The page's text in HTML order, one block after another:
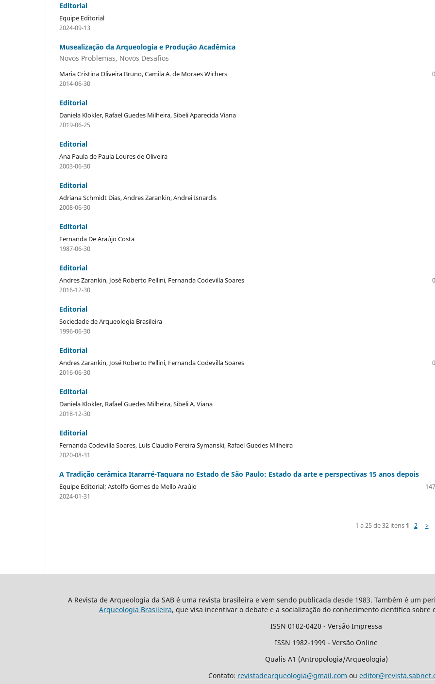
Editorial
Equipe Editorial
2024-09-13
Musealização da Arqueologia e Produção Acadêmica
Novos Problemas, Novos Desafios
Maria Cristina Oliveira Bruno, Camila A. de Moraes Wichers
2014-06-30
Editorial
Daniela Klokler, Rafael Guedes Milheira, Sibeli Aparecida Viana
2019-06-25
Editorial
Ana Paula de Paula Loures de Oliveira
2003-06-30
Editorial
Adriana Schmidt Dias, Andres Zarankin, Andrei Isnardis
2008-06-30
Editorial
Fernanda De Araújo Costa
1987-06-30
Editorial
Andres Zarankin, José Roberto Pellini, Fernanda Codevilla Soares
2016-12-30
Editorial
Sociedade de Arqueologia Brasileira
1996-06-30
Editorial
Andres Zarankin, José Roberto Pellini, Fernanda Codevilla Soares
2016-06-30
Editorial
Daniela Klokler, Rafael Guedes Milheira, Sibeli A. Viana
2018-12-30
Editorial
Fernanda Codevilla Soares, Luís Claudio Pereira Symanski, Rafael Guedes Milheira
2020-08-31
A Tradição cerâmica Itararré-Taquara no Estado de São Paulo: Estado da arte e perspectivas 15 anos depois
Equipe Editorial; Astolfo Gomes de Mello Araújo
2024-01-31
1 a 25 de 32 itens 1 2 >
A Revista de Arqueologia da SAB é uma revista brasileira e vem sendo publicada desde 1983. Também é um
Arqueologia Brasileira, que visa incentivar o debate e a socialização do conhecimento cientifico
ISSN 0102-0420 - Versão Impressa
ISSN 1982-1999 - Versão Online
Qualis A1 (Antropologia/Arqueologia)
Contato: revistadearqueologia@gmail.com ou